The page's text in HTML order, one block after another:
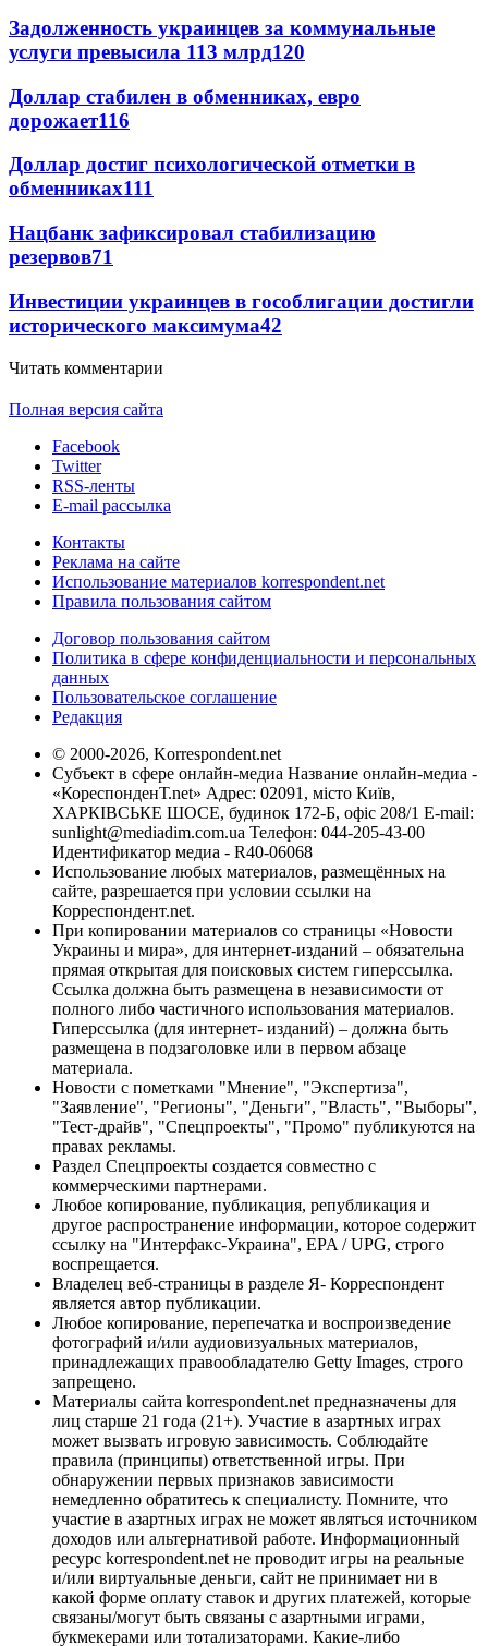
Задолженность украинцев за коммунальные
услуги превысила 113 млрд120
Доллар стабилен в обменниках, евро
дорожает116
Доллар достиг психологической отметки в
обменниках111
Нацбанк зафиксировал стабилизацию
резервов71
Инвестиции украинцев в гособлигации достигли
исторического максимума42
Читать комментарии
Полная версия сайта
Facebook
Twitter
RSS-ленты
E-mail рассылка
Контакты
Реклама на сайте
Использование материалов korrespondent.net
Правила пользования сайтом
Договор пользования сайтом
Политика в сфере конфиденциальности и персональных
данных
Пользовательское соглашение
Редакция
© 2000-2026, Korrespondent.net
Субъект в сфере онлайн-медиа Название онлайн-медиа -
«КореспонденТ.net» Адрес: 02091, місто Київ,
ХАРКІВСЬКЕ ШОСЕ, будинок 172-Б, офіс 208/1 E-mail:
sunlight@mediadim.com.ua Телефон: 044-205-43-00
Идентификатор медиа - R40-06068
Использование любых материалов, размещённых на
сайте, разрешается при условии ссылки на
Корреспондент.net.
При копировании материалов со страницы «Новости
Украины и мира», для интернет-изданий – обязательна
прямая открытая для поисковых систем гиперссылка.
Ссылка должна быть размещена в независимости от
полного либо частичного использования материалов.
Гиперссылка (для интернет- изданий) – должна быть
размещена в подзаголовке или в первом абзаце
материала.
Новости с пометками "Мнение", "Экспертиза",
"Заявление", "Регионы", "Деньги", "Власть", "Выборы",
"Тест-драйв", "Спецпроекты", "Промо" публикуются на
правах рекламы.
Раздел Спецпроекты создается совместно с
коммерческими партнерами.
Любое копирование, публикация, републикация и
другое распространение информации, которое содержит
ссылку на "Интерфакс-Украина", EPA / UPG, строго
воспрещается.
Владелец веб-страницы в разделе Я- Корреспондент
является автор публикации.
Любое копирование, перепечатка и воспроизведение
фотографий и/или аудиовизуальных материалов,
принадлежащих правообладателю Getty Images, строго
запрещено.
Материалы сайта korrespondent.net предназначены для
лиц старше 21 года (21+). Участие в азартных играх
может вызвать игровую зависимость. Соблюдайте
правила (принципы) ответственной игры. При
обнаружении первых признаков зависимости
немедленно обратитесь к специалисту. Помните, что
участие в азартных играх не может являться источником
доходов или альтернативой работе. Информационный
ресурс korrespondent.net не проводит игры на реальные
и/или виртуальные деньги, сайт не принимает ни в
какой форме оплату ставок и других платежей, которые
связаны/могут быть связаны с азартными играми,
букмекерами или тотализаторами. Какие-либо